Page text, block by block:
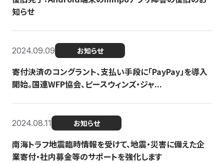
知らせ
2024.09.09 お知らせ
寄付決済のコングラント、支払い手段に「PayPay」を導入
開始。国連WFP協会、ピースウィンズ・ジャ...
2024.08.11 お知らせ
南海トラフ地震臨時情報を受けて、地震・災害に備えた企
業寄付・社内募金等のサポートを強化します